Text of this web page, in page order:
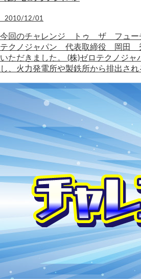
2010/12/01
今回のチャレンジ トゥ ザ フュー
テクノジャパン 代表取締役 岡田
いただきました。 (株)ゼロテクノジャ
し、火力発電所や製鉄所から排出さ